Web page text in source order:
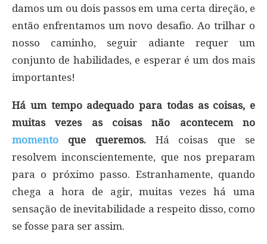
damos um ou dois passos em uma certa direção, e
então enfrentamos um novo desafio. Ao trilhar o
nosso caminho, seguir adiante requer um
conjunto de habilidades, e esperar é um dos mais
importantes!
Há um tempo adequado para todas as coisas, e
muitas vezes as coisas não acontecem no
momento que queremos.Há coisas que se
resolvem inconscientemente, que nos preparam
para o próximo passo. Estranhamente, quando
chega a hora de agir, muitas vezes há uma
sensação de inevitabilidade a respeito disso, como
se fosse para ser assim.